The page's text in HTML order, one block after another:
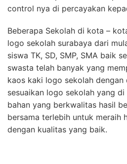
control nya di percayakan
Beberapa Sekolah di kota –
logo sekolah surabaya dari
siswa TK, SD, SMP, SMA baik
swasta telah banyak yang
kaos kaki logo sekolah dengan
sesuaikan logo sekolah yang
bahan yang berkwalitas hasil
bersama terlebih untuk meraih
dengan kualitas yang baik.